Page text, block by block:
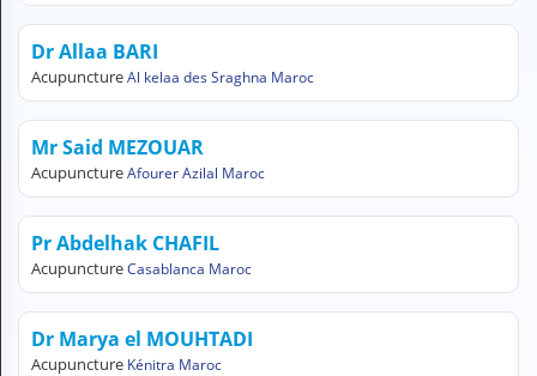
Z
Professionnel de santé
Pharmacie
Médicament
Questions médicales
Clinique
Laboratoire
Dr Allaa BARI
AcupunctureAl kelaa des Sraghna Maroc
Mr Said MEZOUAR
AcupunctureAfourer Azilal Maroc
Pr Abdelhak CHAFIL
AcupunctureCasablanca Maroc
Dr Marya el MOUHTADI
Acupuncture Kénitra Maroc